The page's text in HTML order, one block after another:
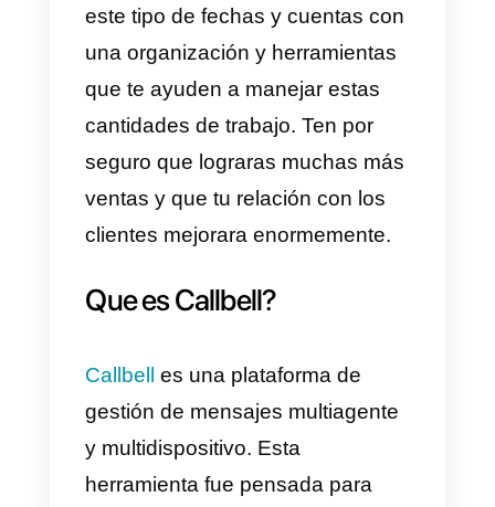
sobre un producto, sobre el
preguntas generales sobre la
tienda o empresa, dudas sobre
servicios, consulta de estados de
envíos, etc.
de consultas que pueden hacer
los clientes y leads en un mes.
Algunas son realmente sencillas
de resolver y otras mucho más
difíciles y consumen más tiempo.